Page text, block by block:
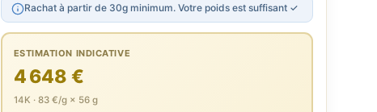
Rachat à partir de 30g minimum. Votre poids est suffisant ✓
ESTIMATION INDICATIVE
4 648 €
14K · 83 €/g × 56 g